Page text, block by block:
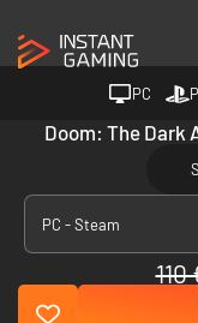
PC
Doom: The Dark
PC - Steam
110